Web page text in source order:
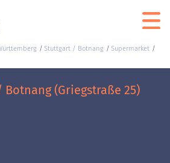
Stuttgart / Botnang
Supermarket
(Griegstraße 25)